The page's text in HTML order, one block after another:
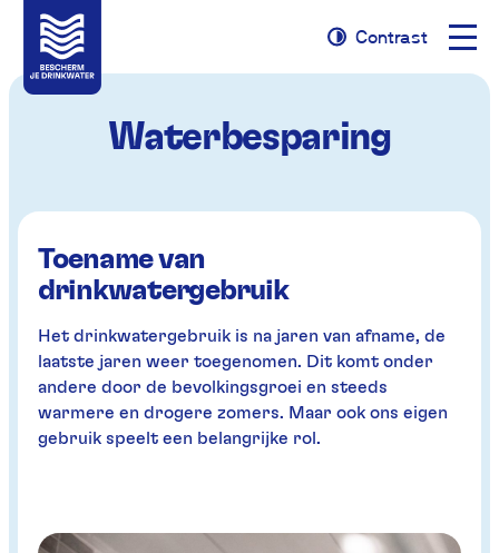
Naar
navigatie
Naar
inhoud
Contrast
Contrast
Waterbesparing
Toename van
drinkwatergebruik
Het drinkwatergebruik is na jaren van afname, de
laatste jaren weer toegenomen. Dit komt onder
andere door de bevolkingsgroei en steeds
warmere en drogere zomers. Maar ook ons eigen
gebruik speelt een belangrijke rol.